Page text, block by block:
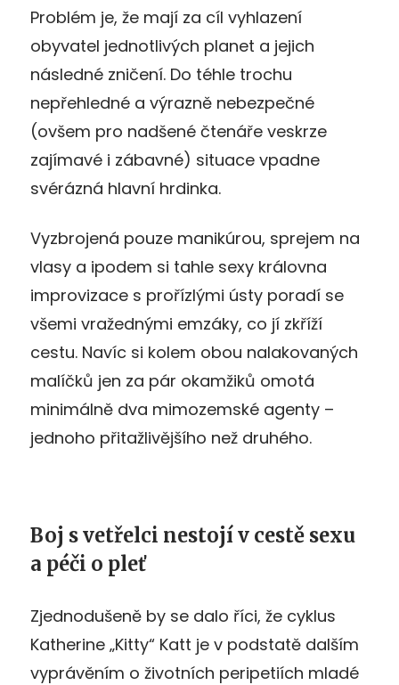
Problém je, že mají za cíl vyhlazení
obyvatel jednotlivých planet a jejich
následné zničení. Do téhle trochu
nepřehledné a výrazně nebezpečné
(ovšem pro nadšené čtenáře veskrze
zajímavé i zábavné) situace vpadne
svérázná hlavní hrdinka.
Vyzbrojená pouze manikúrou, sprejem na
vlasy a ipodem si tahle sexy královna
improvizace s prořízlými ústy poradí se
všemi vražednými emzáky, co jí zkříží
cestu. Navíc si kolem obou nalakovaných
malíčků jen za pár okamžiků omotá
minimálně dva mimozemské agenty –
jednoho přitažlivějšího než druhého.
Boj s vetřelci nestojí v cestě sexu
a péči o pleť
Zjednodušeně by se dalo říci, že cyklus
Katherine „Kitty“ Katt je v podstatě dalším
vyprávěním o životních peripetiích mladé